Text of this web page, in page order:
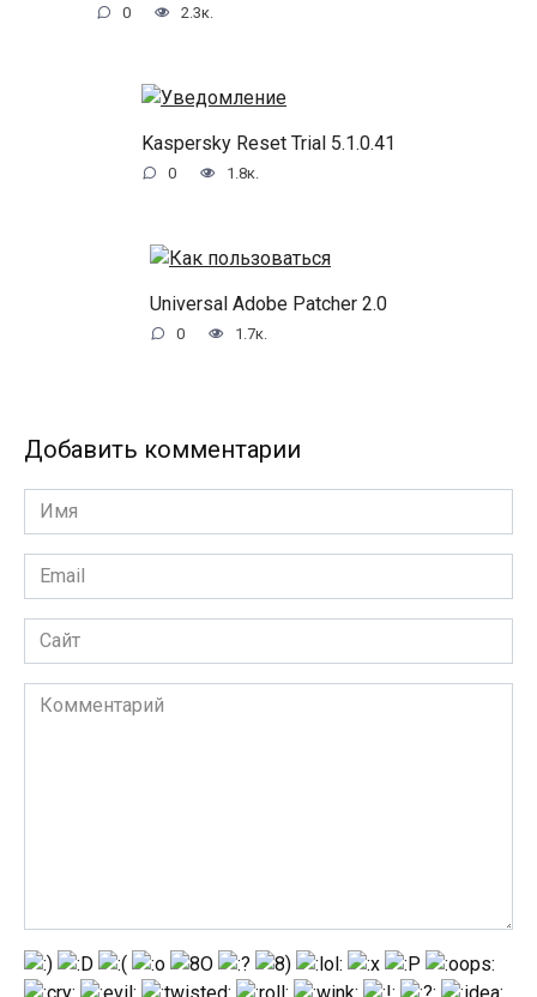
0 2.3к.
Kaspersky Reset Trial 5.1.0.41
0 1.8к.
Universal Adobe Patcher 2.0
0 1.7к.
Добавить комментарии
Имя
Email
Сайт
Комментарий